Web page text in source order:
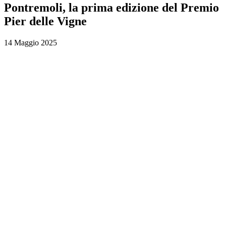
Pontremoli, la prima edizione del Premio
Pier delle Vigne
14 Maggio 2025